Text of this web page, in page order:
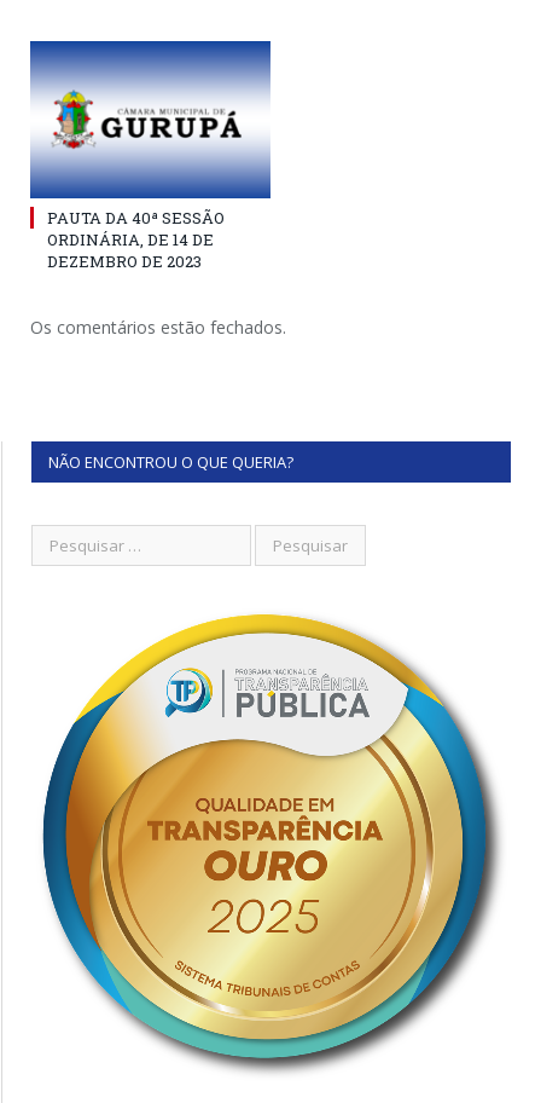
PAUTA DA 40ª SESSÃO
ORDINÁRIA, DE 14 DE
DEZEMBRO DE 2023
Os comentários estão fechados.
NÃO ENCONTROU O QUE QUERIA?